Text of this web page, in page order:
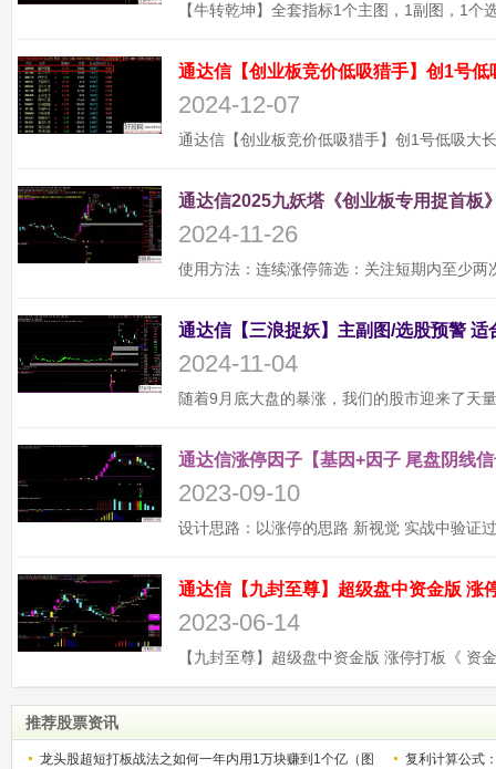
通达信【创业板竞价低吸猎手】创1号
2024-12-07
通达信2025九妖塔《创业板专用捉首板
2024-11-26
2024-11-04
通达信涨停因子【基因+因子 尾盘阴线
2023-09-10
2023-06-14
推荐股票资讯
龙头股超短打板战法之如何一年内用1万块赚到1个亿（图
复利计算公式